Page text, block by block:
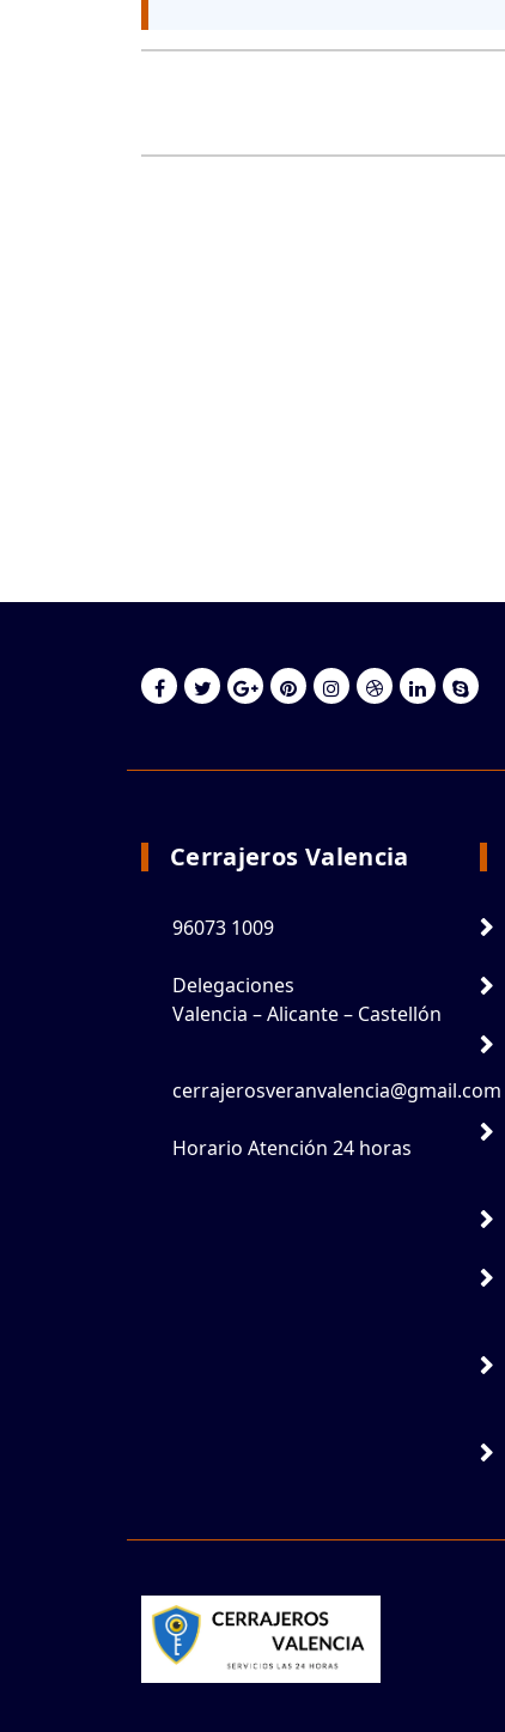
Cerrajeros Valencia
96073 1009
Delegaciones
Valencia – Alicante – Castellón
cerrajerosveranvalencia@gmail.com
Horario Atención 24 horas